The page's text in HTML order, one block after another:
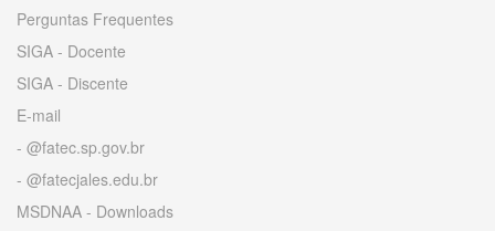
Perguntas Frequentes
SIGA - Docente
SIGA - Discente
E-mail
- @fatec.sp.gov.br
- @fatecjales.edu.br
MSDNAA - Downloads